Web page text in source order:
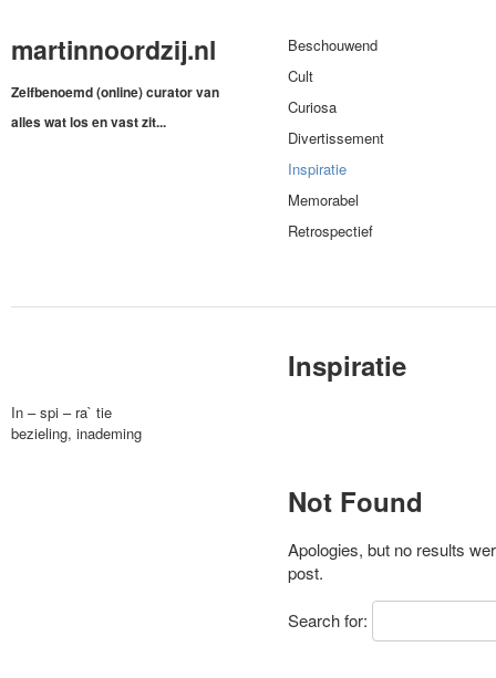
martinnoordzij.nl
Zelfbenoemd (online) curator van
alles wat los en vast zit...
Beschouwend
Cult
Curiosa
Divertissement
Inspiratie
Memorabel
Retrospectief
Inspiratie
In – spi – ra` tie
bezieling, inademing
Not Found
Apologies, but no results
post.
Search for: